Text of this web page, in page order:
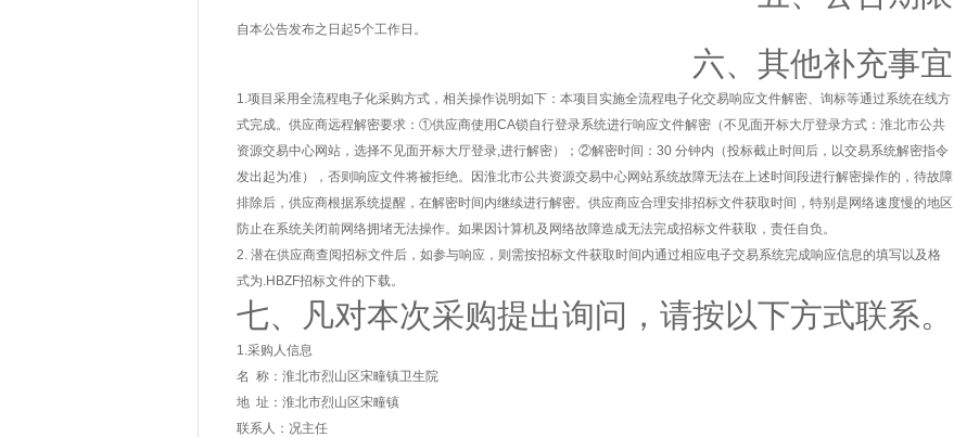
自本公告发布之日起5个工作日。
六、其他补充事宜
1.项目采用全流程电子化采购方式，相关操作说明如下：本项目实施全流程电子化交易响应文件解密、询标等通过系统在线方
式完成。供应商远程解密要求：①供应商使用CA锁自行登录系统进行响应文件解密（不见面开标大厅登录方式：淮北市公共
资源交易中心网站，选择不见面开标大厅登录,进行解密）；②解密时间：30 分钟内（投标截止时间后，以交易系统解密指令
发出起为准），否则响应文件将被拒绝。因淮北市公共资源交易中心网站系统故障无法在上述时间段进行解密操作的，待故障
排除后，供应商根据系统提醒，在解密时间内继续进行解密。供应商应合理安排招标文件获取时间，特别是网络速度慢的地区
防止在系统关闭前网络拥堵无法操作。如果因计算机及网络故障造成无法完成招标文件获取，责任自负。
2. 潜在供应商查阅招标文件后，如参与响应，则需按招标文件获取时间内通过相应电子交易系统完成响应信息的填写以及格
式为.HBZF招标文件的下载。
七、凡对本次采购提出询问，请按以下方式联系。
1.采购人信息
名 称：淮北市烈山区宋疃镇卫生院
地 址：淮北市烈山区宋疃镇
联系人：况主任